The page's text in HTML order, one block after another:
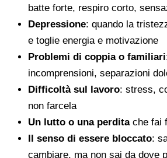
batte forte, respiro corto,
Depressione: quando la
e toglie energia e motivazione
Problemi di coppia o familiari
incomprensioni, separazioni
Difficoltà sul lavoro: stress,
non farcela
Un lutto o una perditache fai
Il senso di essere bloccato:
cambiare, ma non sai da dove